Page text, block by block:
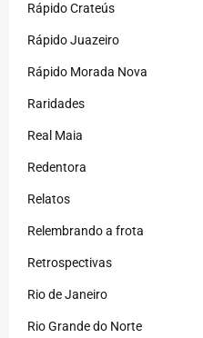
Rápido Crateús
Rápido Juazeiro
Rápido Morada Nova
Raridades
Real Maia
Redentora
Relatos
Relembrando a frota
Retrospectivas
Rio de Janeiro
Rio Grande do Norte